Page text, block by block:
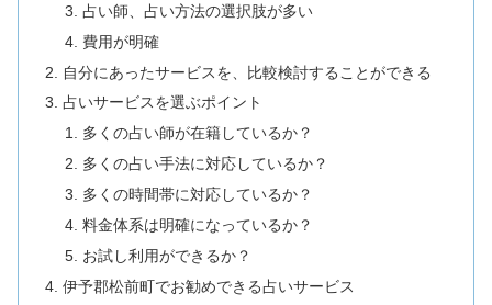
占い師、占い方法の選択肢が多い
費用が明確
自分にあったサービスを、比較検討することができる
占いサービスを選ぶポイント
多くの占い師が在籍しているか？
多くの占い手法に対応しているか？
多くの時間帯に対応しているか？
料金体系は明確になっているか？
お試し利用ができるか？
伊予郡松前町でお勧めできる占いサービス